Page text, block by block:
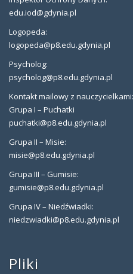
edu.iod@gdynia.pl
Logopeda:
logopeda@p8.edu.gdynia.pl
Psycholog:
psycholog@p8.edu.gdynia.pl
Kontakt mailowy z nauczycielkami:
Grupa I – Puchatki
puchatki@p8.edu.gdynia.pl
Grupa II – Misie:
misie@p8.edu.gdynia.pl
Grupa III – Gumisie:
gumisie@p8.edu.gdynia.pl
Grupa IV – Niedźwiadki:
niedzwiadki@p8.edu.gdynia.pl
Pliki